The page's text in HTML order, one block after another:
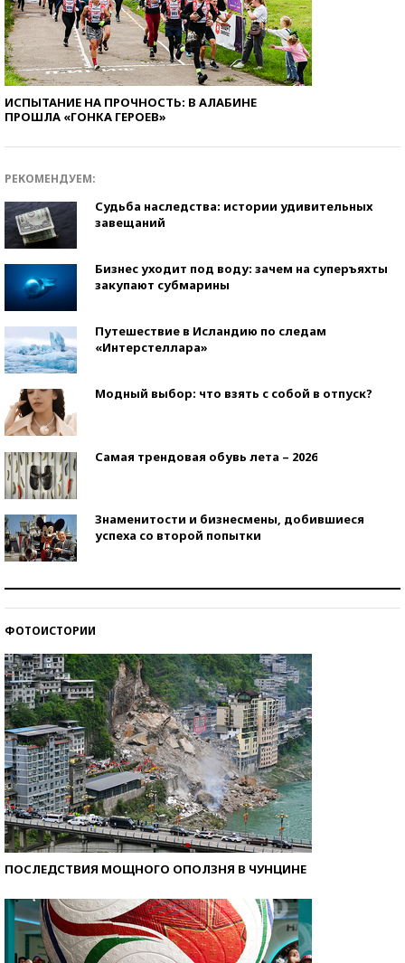
ИСПЫТАНИЕ НА ПРОЧНОСТЬ: В АЛАБИНЕ
ПРОШЛА «ГОНКА ГЕРОЕВ»
РЕКОМЕНДУЕМ:
Судьба наследства: истории удивительных
завещаний
Бизнес уходит под воду: зачем на суперъяхты
закупают субмарины
Путешествие в Исландию по следам
«Интерстеллара»
Модный выбор: что взять с собой в отпуск?
Самая трендовая обувь лета – 2026
Знаменитости и бизнесмены, добившиеся
успеха со второй попытки
ФОТОИСТОРИИ
ПОСЛЕДСТВИЯ МОЩНОГО ОПОЛЗНЯ В ЧУНЦИНЕ